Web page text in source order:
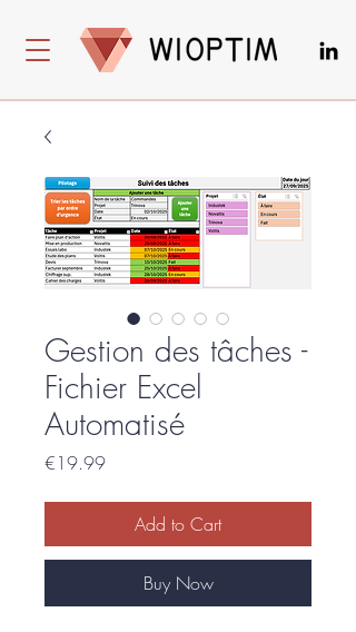
Gestion des tâches -
Fichier Excel
Automatisé
€19.99Price
Add to Cart
Buy Now